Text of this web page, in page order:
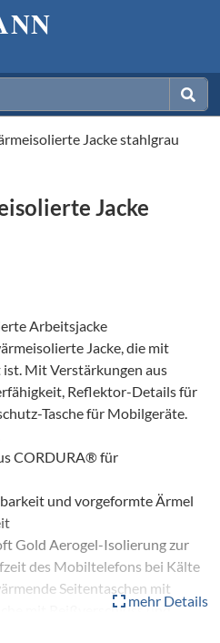
Jacke stahlgrau
Jacke
Arbeitsjacke
Jacke, die mit
Mit Verstärkungen aus
Reflektor-Details für
Tasche für Mobilgeräte.
CORDURA® für
und vorgeformte Ärmel
Gold Aerogel-Isolierung zur
des Mobiltelefons bei Kälte
Seitentaschen mit
mit Reißverschluss und
mehr Details